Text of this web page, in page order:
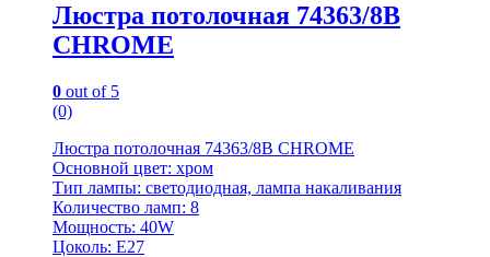
Люстра потолочная 74363/8B
CHROME
0 out of 5
(0)
Люстра потолочная 74363/8B CHROME
Основной цвет: хром
Тип лампы: светодиодная, лампа накаливания
Количество ламп: 8
Мощность: 40W
Цоколь: E27